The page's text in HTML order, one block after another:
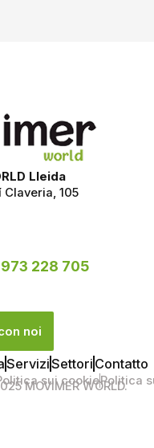
Lleida
105
973 228 705
noi
ServiziSettori Contatto
sui cookiePolitica
MOVIMER WORLD.